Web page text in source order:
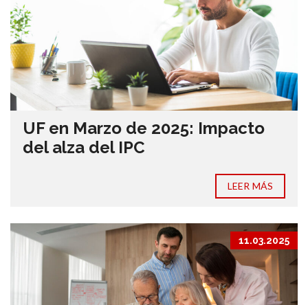
UF en Marzo de 2025: Impacto
del alza del IPC
LEER MÁS
11.03.2025